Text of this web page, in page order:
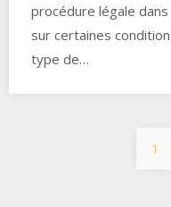
procédure légale
sur certaines
type de…
1